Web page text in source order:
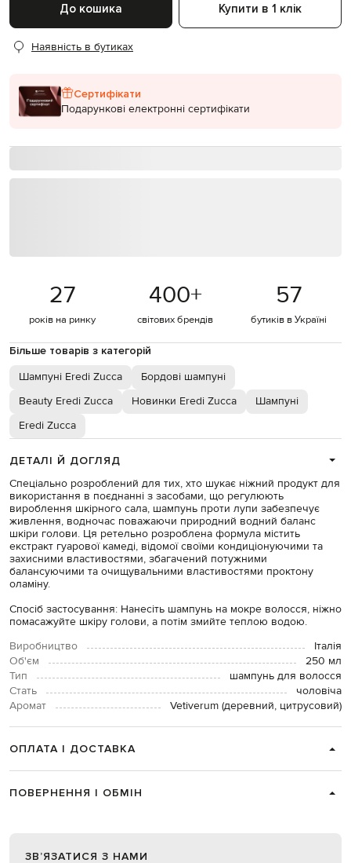
До кошика Купити в 1 клік
Наявність в бутиках
Сертифікати
Подарункові електронні сертифікати
27
років на ринку
400+
світових брендів
57
бутиків в Україні
Більше товарів з категорій
Шампуні Eredi Zucca
Бордові шампуні
Beauty Eredi Zucca
Новинки Eredi Zucca
Шампуні
Eredi Zucca
ДЕТАЛІ Й ДОГЛЯД
Спеціально розроблений для тих, хто шукає ніжний продукт для
використання в поєднанні з засобами, що регулюють
вироблення шкірного сала, шампунь проти лупи забезпечує
живлення, водночас поважаючи природний водний баланс
шкіри голови. Ця ретельно розроблена формула містить
екстракт гуарової камеді, відомої своїми кондиціонуючими та
захисними властивостями, збагачений потужними
балансуючими та очищувальними властивостями проктону
оламіну.
Спосіб застосування: Нанесіть шампунь на мокре волосся, ніжно
помасажуйте шкіру голови, а потім змийте теплою водою.
Виробництво
Італія
Об'єм
250 мл
Тип
шампунь для волосся
Стать
чоловіча
Аромат
Vetiverum (деревний, цитрусовий)
ОПЛАТА І ДОСТАВКА
ПОВЕРНЕННЯ І ОБМІН
ЗВʼЯЗАТИСЯ З НАМИ